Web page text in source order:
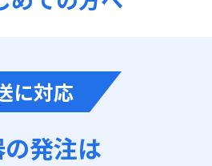
に対応
発注は